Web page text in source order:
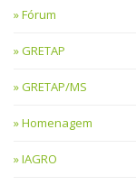
Fórum
GRETAP
GRETAP/MS
Homenagem
IAGRO